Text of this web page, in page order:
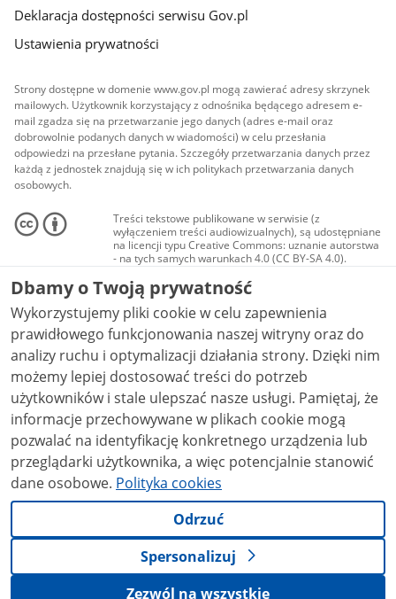
Deklaracja dostępności serwisu Gov.pl
Ustawienia prywatności
Strony dostępne w domenie www.gov.pl mogą zawierać adresy skrzynek
mailowych. Użytkownik korzystający z odnośnika będącego adresem e-
mail zgadza się na przetwarzanie jego danych (adres e-mail oraz
dobrowolnie podanych danych w wiadomości) w celu przesłania
odpowiedzi na przesłane pytania. Szczegóły przetwarzania danych przez
każdą z jednostek znajdują się w ich politykach przetwarzania danych
osobowych.
Treści tekstowe publikowane w serwisie (z
wyłączeniem treści audiowizualnych), są udostępniane
na licencji typu Creative Commons: uznanie autorstwa
- na tych samych warunkach 4.0 (CC BY-SA 4.0).
Materiały audiowizualne, w tym zdjęcia, materiały
audio i wideo, są udostępniane na licencji typu
Creative Commons: uznanie autorstwa użycie
niekomercyjne - bez utworów zależnych 4.0 (CC BY-
NC-ND 4.0), o ile nie jest to stwierdzone inaczej.
Dbamy o Twoją prywatność
Wykorzystujemy pliki cookie w celu zapewnienia
prawidłowego funkcjonowania naszej witryny oraz do
analizy ruchu i optymalizacji działania strony. Dzięki nim
możemy lepiej dostosować treści do potrzeb
użytkowników i stale ulepszać nasze usługi. Pamiętaj, że
informacje przechowywane w plikach cookie mogą
pozwalać na identyfikację konkretnego urządzenia lub
przeglądarki użytkownika, a więc potencjalnie stanowić
dane osobowe. Polityka cookies
Odrzuć
Spersonalizuj
Zezwól na wszystkie